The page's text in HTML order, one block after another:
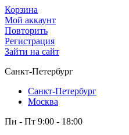
Корзина
Мой аккаунт
Повторить
Регистрация
Зайти на сайт
Санкт-Петербург
Санкт-Петербург
Москва
Пн - Пт 9:00 - 18:00